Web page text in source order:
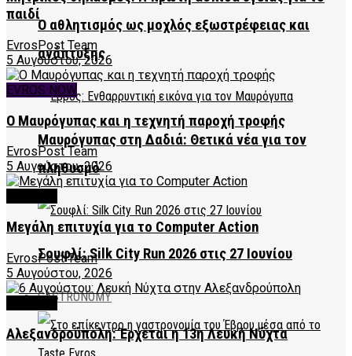
Ο αθλητισμός ως μοχλός εξωστρέφειας και
ανάπτυξης
Μαυρόγυπας στη Δαδιά: Θετικά νέα για τον
πληθυσμό
Σουφλί: Silk City Run 2026 στις 27 Ιουνίου
GASTRONOMY
παιδί
EvrosPost Team
5 Αυγούστου, 2026
EVROS NOW
Ο Μαυρόγυπας και η τεχνητή παροχή τροφής
EvrosPost Team
5 Αυγούστου, 2026
Μεγάλη επιτυχία για το Computer Action
EvrosPost Team
5 Αυγούστου, 2026
Αλεξανδρούπολη: Έρχεται η 13η Λευκή Νύχτα